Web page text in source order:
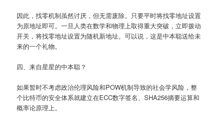
因此，找零机制虽然讨厌，但无需废除。只要平时将找零地址设置
为原地址即可。一旦人类在数学和物理上取得重大突破，立即拨动
开关，将找零地址设置为随机新地址。可以说，这是中本聪送给未
来的一个礼物。
四、来自星星的中本聪？
如果暂时不考虑政治伦理风险和POW机制导致的社会学风险，整
个比特币的安全体系就建立在ECC数字签名、SHA256摘要运算和
概率论原理上。